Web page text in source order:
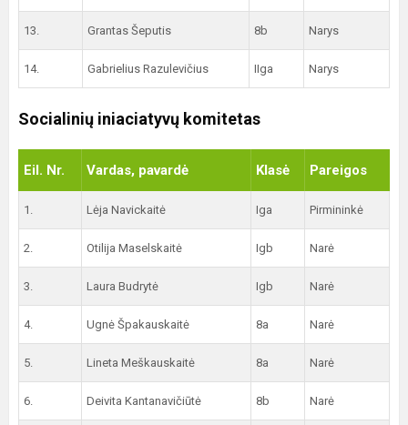
13. Grantas Šeputis 8b Narys
14. Gabrielius Razulevičius IIga Narys
Socialinių iniaciatyvų komitetas
Eil. Nr. Vardas, pavardė Klasė Pareigos
1. Lėja Navickaitė Iga Pirmininkė
2. Otilija Maselskaitė Igb Narė
3. Laura Budrytė Igb Narė
4. Ugnė Špakauskaitė 8a Narė
5. Lineta Meškauskaitė 8a Narė
6. Deivita Kantanavičiūtė 8b Narė